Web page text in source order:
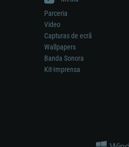
Parceria
Video
Capturas de ecrã
Wallpapers
Banda Sonora
Kit-Imprensa